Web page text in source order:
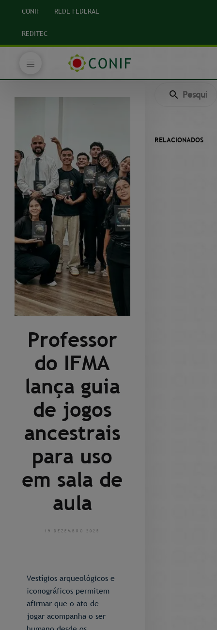
CONIF REDE FEDERAL
REDITEC
Professor
do IFMA
lança guia
de jogos
ancestrais
para uso
em sala de
aula
19 DEZEMBRO 2025
Vestígios arqueológicos e
iconográficos permitem
afirmar que o ato de
jogar acompanha o ser
RELACIONADOS